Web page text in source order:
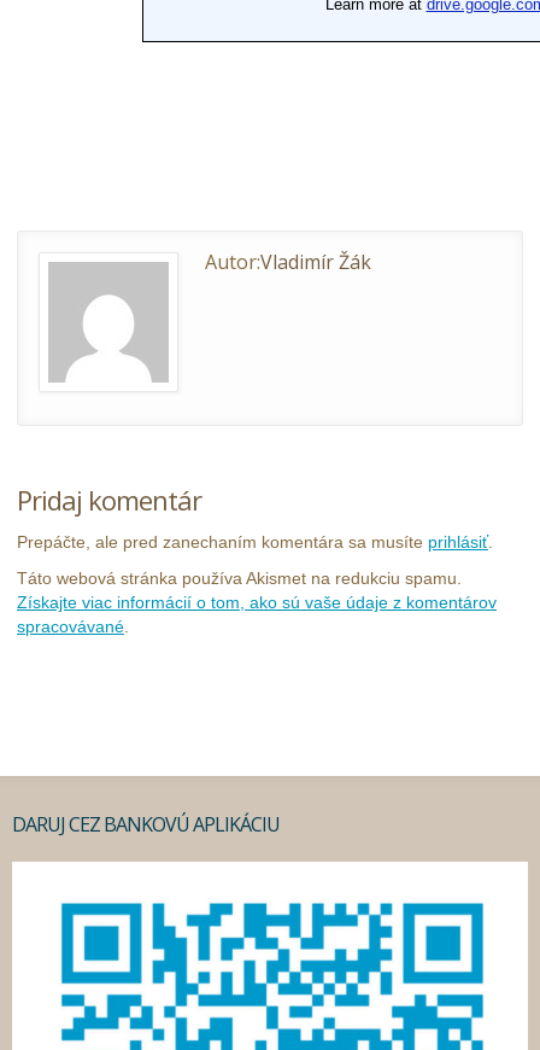
Autor:Vladimír Žák
Pridaj komentár
Prepáčte, ale pred zanechaním komentára sa musíte prihlásiť.
Táto webová stránka používa Akismet na redukciu spamu.
Získajte viac informácií o tom, ako sú vaše údaje z komentárov
spracovávané.
DARUJ CEZ BANKOVÚ APLIKÁCIU